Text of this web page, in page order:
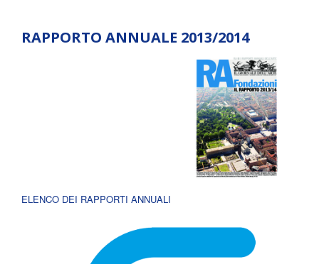
RAPPORTO ANNUALE 2013/2014
ELENCO DEI RAPPORTI ANNUALI